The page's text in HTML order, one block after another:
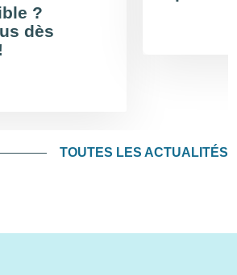
?
dès
TOUTES LES ACTUALITÉS